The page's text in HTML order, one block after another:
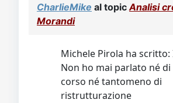
CharlieMike al topicAnalisi
Morandi
Michele Pirola ha
Non ho mai parlato né
corso né tantomeno di
ristrutturazione